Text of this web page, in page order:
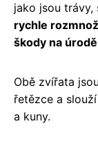
jako jsou trávy,
rychle
škody na
Obě zvířata
řetězce a
a kuny.